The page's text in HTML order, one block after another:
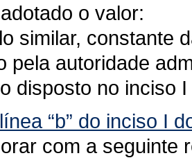
o valor:
similar, constante
pela autoridade
disposto no inciso
“b” do inciso I
com a seguinte